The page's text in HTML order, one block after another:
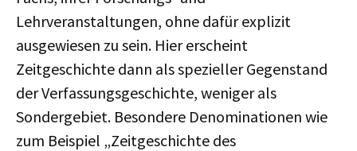
Lehrveranstaltungen, ohne dafür explizit
ausgewiesen zu sein. Hier erscheint
Zeitgeschichte dann als spezieller Gegenstand
der Verfassungsgeschichte, weniger als
Sondergebiet. Besondere Denominationen wie
zum Beispiel „Zeitgeschichte des